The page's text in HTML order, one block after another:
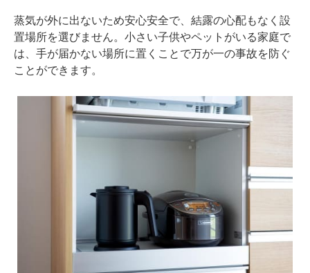
蒸気が外に出ないため安心安全で、結露の心配もなく設
置場所を選びません。小さい子供やペットがいる家庭で
は、手が届かない場所に置くことで万が一の事故を防ぐ
ことができます。